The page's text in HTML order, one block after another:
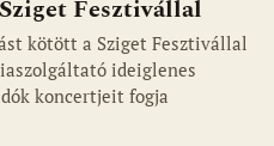
Fesztivállal
kötött a Sziget Fesztivállal
ideiglenes
koncertjeit fogja